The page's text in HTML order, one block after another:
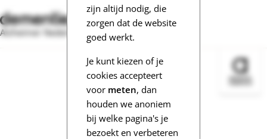
zijn altijd nodig, die
zorgen dat de website
goed werkt.
Je kunt kiezen of je
cookies accepteert
voor meten, dan
houden we anoniem
bij welke pagina's je
bezoekt en verbeteren
Alzheimer Nederland